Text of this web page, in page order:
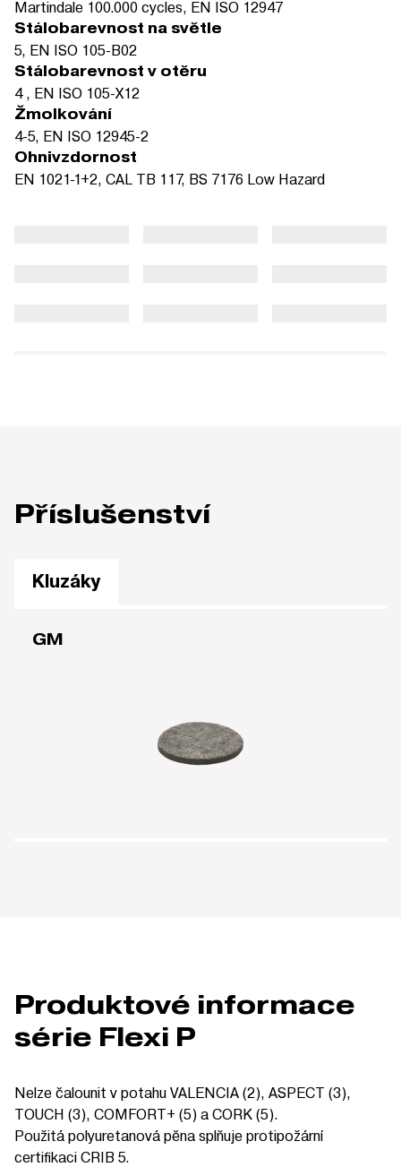
Martindale 100.000 cycles, EN ISO 12947
Stálobarevnost na světle
5, EN ISO 105-B02
Stálobarevnost v otěru
4 , EN ISO 105-X12
Žmolkování
4-5, EN ISO 12945-2
Ohnivzdornost
EN 1021-1+2, CAL TB 117, BS 7176 Low Hazard
Příslušenství
Kluzáky
GM
Produktové informace
série Flexi P
Nelze čalounit v potahu VALENCIA (2), ASPECT (3),
TOUCH (3), COMFORT+ (5) a CORK (5).
Použitá polyuretanová pěna splňuje protipožární
certifikaci CRIB 5.